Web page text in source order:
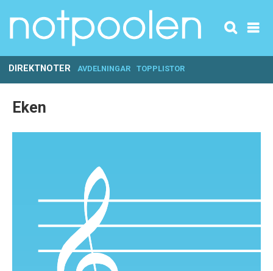
DIREKTNOTER AVDELNINGAR TOPPLISTOR
Eken